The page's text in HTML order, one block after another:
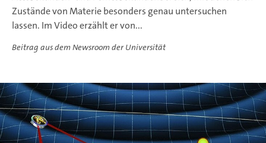
Zustände von Materie besonders genau untersuchen
lassen. Im Video erzählt er von...
Beitrag aus dem Newsroom der Universität